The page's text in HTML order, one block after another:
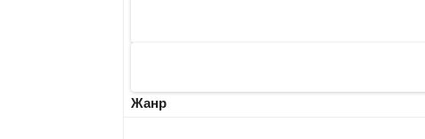
Жанр